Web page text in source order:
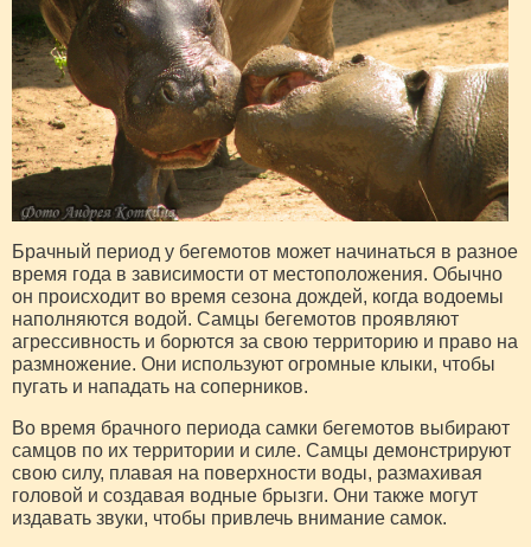
Брачный период у бегемотов может начинаться в разное
время года в зависимости от местоположения. Обычно
он происходит во время сезона дождей, когда водоемы
наполняются водой. Самцы бегемотов проявляют
агрессивность и борются за свою территорию и право на
размножение. Они используют огромные клыки, чтобы
пугать и нападать на соперников.
Во время брачного периода самки бегемотов выбирают
самцов по их территории и силе. Самцы демонстрируют
свою силу, плавая на поверхности воды, размахивая
головой и создавая водные брызги. Они также могут
издавать звуки, чтобы привлечь внимание самок.